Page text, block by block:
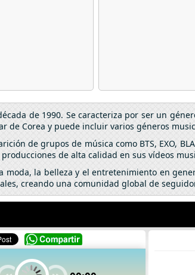
de 1990. Se caracteriza por ser un
Corea y puede incluir varios géneros
de grupos de música como BTS, EXO,
de alta calidad en sus vídeos
la belleza y el entretenimiento en
creando una comunidad global de